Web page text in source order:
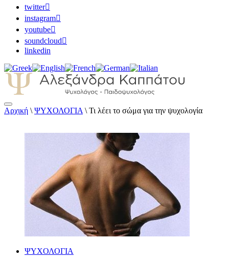
twitter
instagram
youtube
soundcloud
linkedin
Αλεξάνδρα Καππάτου Ψυχολόγος –
Αρχική \ ΨΥΧΟΛΟΓΙΑ \ Τι λέει το σώμα για την ψυχολογία
ΨΥΧΟΛΟΓΙΑ